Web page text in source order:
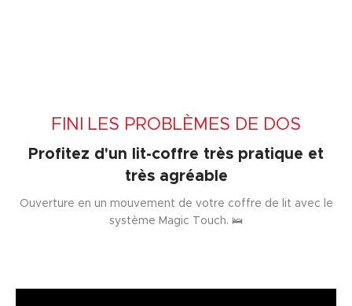
FINI LES PROBLÈMES DE DOS
Profitez d'un lit-coffre très pratique et
très agréable
Ouverture en un mouvement de votre coffre de lit avec le
système Magic Touch. 🛌